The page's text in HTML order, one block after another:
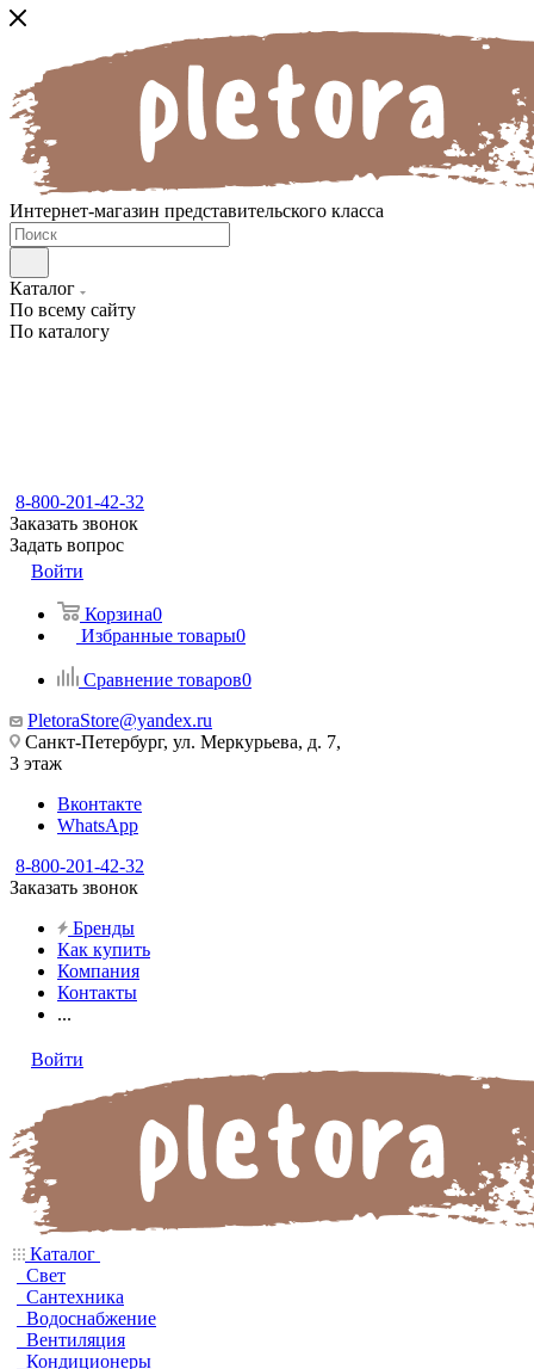
Интернет-магазин представительского класса
Каталог
По всему сайту
По каталогу
8-800-201-42-32
Заказать звонок
Задать вопрос
Войти
Корзина0
Избранные товары0
Сравнение товаров0
PletoraStore@yandex.ru
Санкт-Петербург, ул. Меркурьева, д. 7,
3 этаж
Вконтакте
WhatsApp
8-800-201-42-32
Заказать звонок
Бренды
Как купить
Компания
Контакты
...
Войти
Каталог
Свет
Сантехника
Водоснабжение
Вентиляция
Кондиционеры